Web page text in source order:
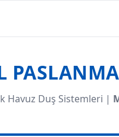
Havuz Duş Sistemleri |